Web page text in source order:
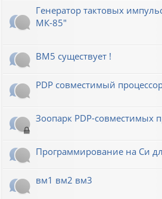
Генератор тактовых
МК-85"
ВМ5 существует !
PDP совместимый
Зоопарк PDP-совместимых
Программирование на Си
вм1 вм2 вм3